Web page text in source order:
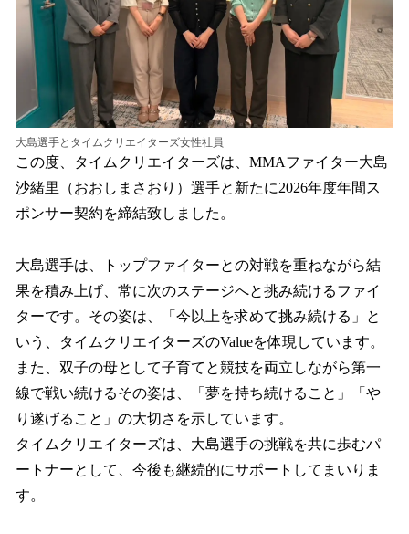
で
す
大島選手とタイムクリエイターズ女性社員
この度、タイムクリエイターズは、MMAファイター大島
沙緒里（おおしまさおり）選手と新たに2026年度年間ス
ポンサー契約を締結致しました。
大島選手は、トップファイターとの対戦を重ねながら結
果を積み上げ、常に次のステージへと挑み続けるファイ
ターです。その姿は、「今以上を求めて挑み続ける」と
いう、タイムクリエイターズのValueを体現しています。
また、双子の母として子育てと競技を両立しながら第一
線で戦い続けるその姿は、「夢を持ち続けること」「や
り遂げること」の大切さを示しています。
タイムクリエイターズは、大島選手の挑戦を共に歩むパ
ートナーとして、今後も継続的にサポートしてまいりま
す。